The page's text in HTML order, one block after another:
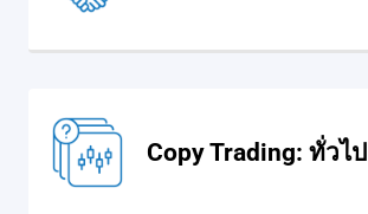
Copy Trading: ทั่วไป